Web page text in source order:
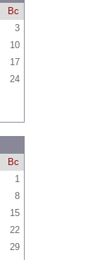
Вс
3
10
17
24
Вс
1
8
15
22
29